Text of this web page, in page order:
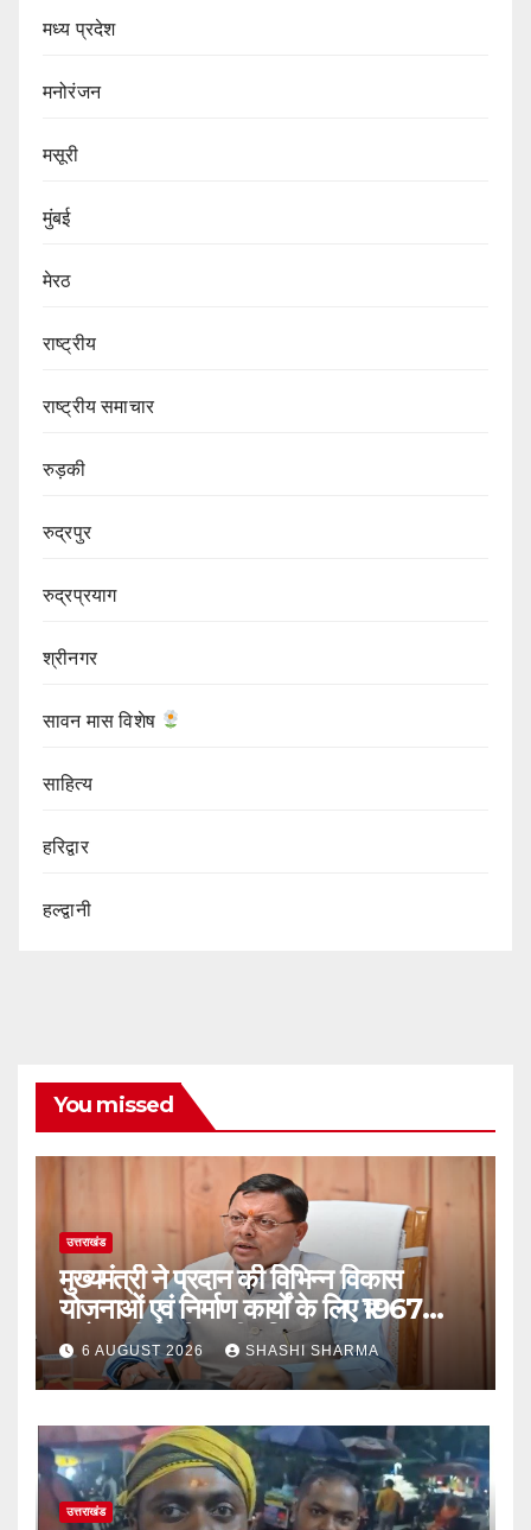
मध्य प्रदेश
मनोरंजन
मसूरी
मुंबई
मेरठ
राष्ट्रीय
राष्ट्रीय समाचार
रुड़की
रुद्रपुर
रुद्रप्रयाग
श्रीनगर
सावन मास विशेष
साहित्य
हरिद्वार
हल्द्वानी
You missed
उत्तराखंड
मुख्यमंत्री ने प्रदान की विभिन्न विकास
योजनाओं एवं निर्माण कार्यों के लिए ₹1967
करोड़ की वित्तीय स्वीकृति
6 AUGUST 2026 SHASHI SHARMA
उत्तराखंड